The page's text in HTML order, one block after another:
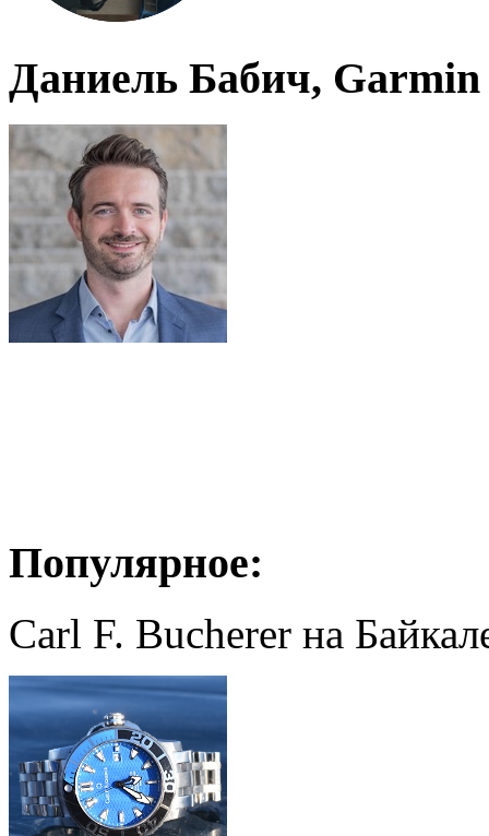
Даниель Бабич, Garmin
Популярное:
Carl F. Bucherer на